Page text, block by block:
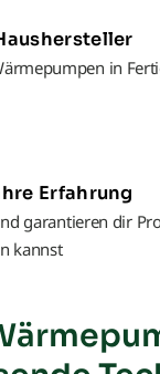
in
Erfahrung
garantieren dir
kannst